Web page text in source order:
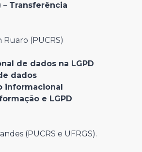
– Transferência
Ruaro (PUCRS)
de dados na LGPD
dados
informacional
e LGPD
(PUCRS e UFRGS).